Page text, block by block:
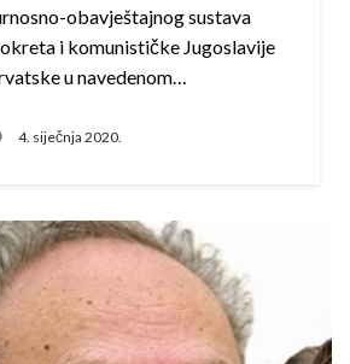
obavještajnog sustava
i komunističke Jugoslavije
u navedenom…
4. siječnja 2020.